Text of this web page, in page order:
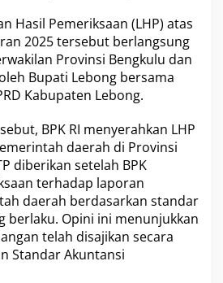
h
a
r
i
–
B
m
b
a
g
Hasil Pemeriksaan (LHP) atas
2025 tersebut berlangsung
Provinsi Bengkulu dan
Bupati Lebong bersama
Kabupaten Lebong.
BPK RI menyerahkan LHP
daerah di Provinsi
diberikan setelah BPK
terhadap laporan
daerah berdasarkan standar
berlaku. Opini ini menunjukkan
telah disajikan secara
Standar Akuntansi